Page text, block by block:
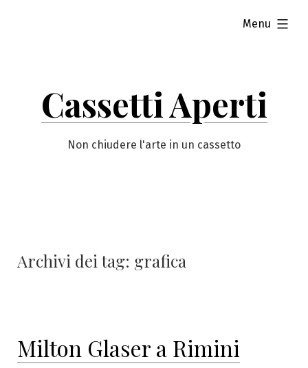
Cassetti Aperti
Non chiudere l'arte in un cassetto
Menu
esteso
Archivi dei tag: grafica
Milton Glaser a Rimini